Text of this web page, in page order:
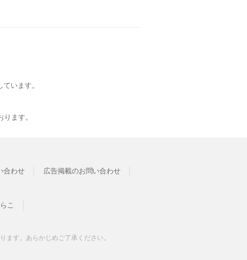
います。
ます。
合わせ
広告掲載のお問い合わせ
こ
ます。あらかじめご了承ください。